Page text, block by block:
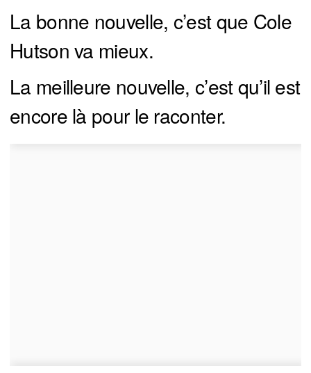
La bonne nouvelle, c’est que Cole
Hutson va mieux.
La meilleure nouvelle, c’est qu’il est
encore là pour le raconter.